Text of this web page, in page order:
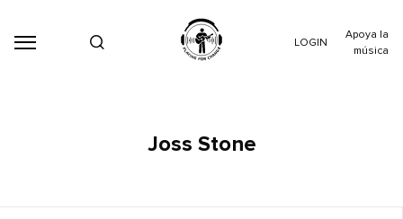
LOGIN
Apoya la
música
Joss Stone